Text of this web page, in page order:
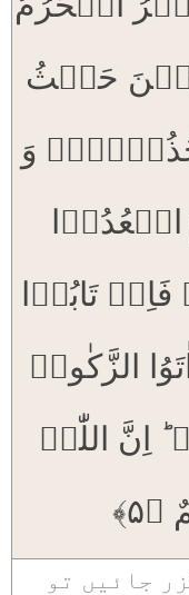
حَیۡثُ
وَ
تَابُوۡا
الزَّکٰوۃَ
اِنَّ اللّٰہَ
جائیں تو